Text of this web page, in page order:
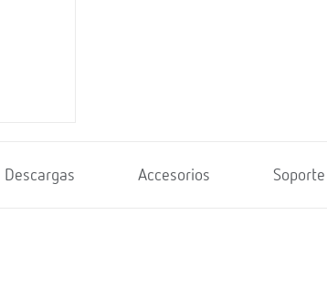
Descargas Accesorios Soporte